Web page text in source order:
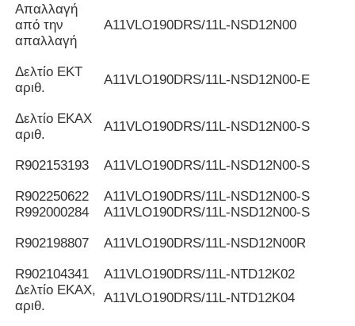
Απαλλαγή
από την
απαλλαγή
Α11VLO190DRS/11L-NSD12N00
Δελτίο ΕΚΤ
αριθ.
Α11VLO190DRS/11L-NSD12N00-E
Δελτίο ΕΚΑΧ
αριθ.
Α11VLO190DRS/11L-NSD12N00-S
R902153193 Α11VLO190DRS/11L-NSD12N00-S
R902250622
Α11VLO190DRS/11L-NSD12N00-S
R992000284
Α11VLO190DRS/11L-NSD12N00-S
R902198807 Α11VLO190DRS/11L-NSD12N00R
R902104341
Α11VLO190DRS/11L-NTD12K02
Δελτίο ΕΚΑΧ,
αριθ.
Α11VLO190DRS/11L-NTD12K04